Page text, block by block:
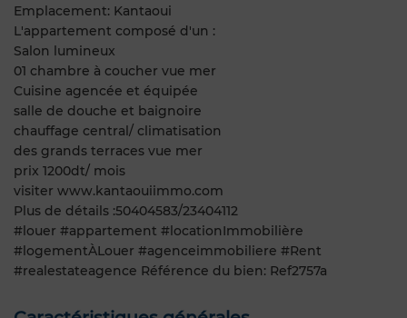
Emplacement: Kantaoui
L'appartement composé d'un :
Salon lumineux
01 chambre à coucher vue mer
Cuisine agencée et équipée
salle de douche et baignoire
chauffage central/ climatisation
des grands terraces vue mer
prix 1200dt/ mois
visiter www.kantaouiimmo.com
Plus de détails :50404583/23404112
#louer #appartement #locationImmobilière
#logementÀLouer #agenceimmobiliere #Rent
#realestateagence Référence du bien: Ref2757a